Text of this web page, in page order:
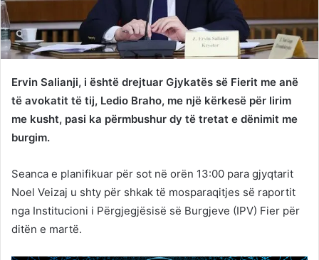
Ervin Salianji, i është drejtuar Gjykatës së Fierit me anë
të avokatit të tij, Ledio Braho, me një kërkesë për lirim
me kusht, pasi ka përmbushur dy të tretat e dënimit me
burgim.
Seanca e planifikuar për sot në orën 13:00 para gjyqtarit
Noel Veizaj u shty për shkak të mosparaqitjes së raportit
nga Institucioni i Përgjegjësisë së Burgjeve (IPV) Fier për
ditën e martë.